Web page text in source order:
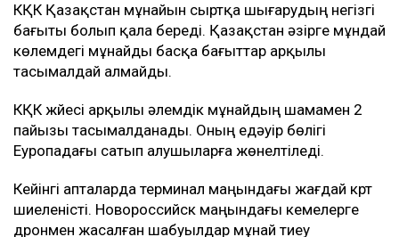
КҚК Қазақстан мұнайын сыртқа шығарудың негізгі
бағыты болып қала береді. Қазақстан әзірге мұндай
көлемдегі мұнайды басқа бағыттар арқылы
тасымалдай алмайды.
КҚК жүйесі арқылы әлемдік мұнайдың шамамен 2
пайызы тасымалданады. Оның едәуір бөлігі
Еуропадағы сатып алушыларға жөнелтіледі.
Кейінгі апталарда терминал маңындағы жағдай күрт
шиеленісті. Новороссийск маңындағы кемелерге
дронмен жасалған шабуылдар мұнай тиеу